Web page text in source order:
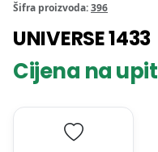
Šifra proizvoda:396
UNIVERSE 1433
Cijena na upit